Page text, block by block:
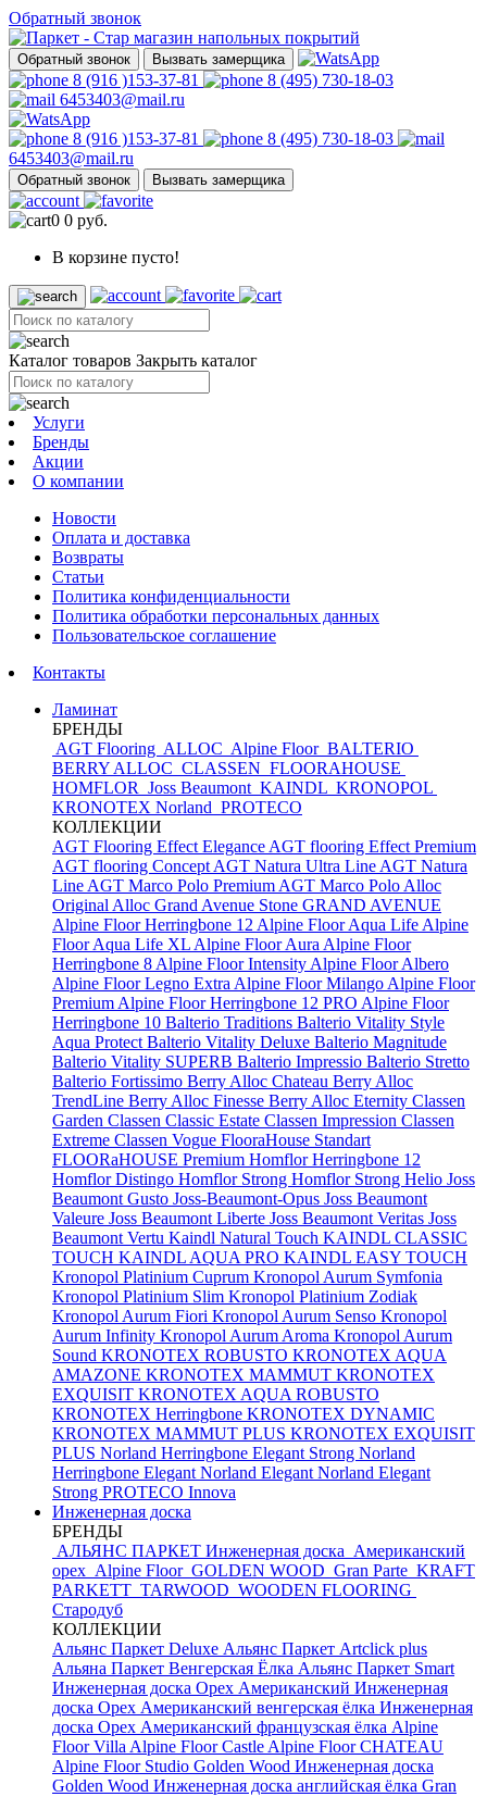
Обратный звонок
Обратный звонок Вызвать замерщика
8 (916 )153-37-81
8 (495) 730-18-03
6453403@mail.ru
8 (916 )153-37-81
8 (495) 730-18-03
6453403@mail.ru
Обратный звонок Вызвать замерщика
0 0 руб.
В корзине пусто!
Каталог товаров Закрыть каталог
Услуги
Бренды
Акции
О компании
Новости
Оплата и доставка
Возвраты
Статьи
Политика конфиденциальности
Политика обработки персональных данных
Пользовательское соглашение
Контакты
Ламинат
БРЕНДЫ
AGT Flooring ALLOC Alpine Floor BALTERIO
BERRY ALLOC CLASSEN FLOORAHOUSE
HOMFLOR Joss Beaumont KAINDL KRONOPOL
KRONOTEX Norland PROTECO
КОЛЛЕКЦИИ
AGT Flooring Effect Elegance AGT flooring Effect Premium
AGT flooring Concept AGT Natura Ultra Line AGT Natura
Line AGT Marco Polo Premium AGT Marco Polo Alloc
Original Alloc Grand Avenue Stone GRAND AVENUE
Alpine Floor Herringbone 12 Alpine Floor Aqua Life Alpine
Floor Aqua Life XL Alpine Floor Aura Alpine Floor
Herringbone 8 Alpine Floor Intensity Alpine Floor Albero
Alpine Floor Legno Extra Alpine Floor Milango Alpine Floor
Premium Alpine Floor Herringbone 12 PRO Alpine Floor
Herringbone 10 Balterio Traditions Balterio Vitality Style
Aqua Protect Balterio Vitality Deluxe Balterio Magnitude
Balterio Vitality SUPERB Balterio Impressio Balterio Stretto
Balterio Fortissimo Berry Alloc Chateau Berry Alloc
TrendLine Berry Alloc Finesse Berry Alloc Eternity Classen
Garden Classen Classic Estate Classen Impression Classen
Extreme Classen Vogue FlooraHouse Standart
FLOORaHOUSE Premium Homflor Herringbone 12
Homflor Distingo Homflor Strong Homflor Strong Helio Joss
Beaumont Gusto Joss-Beaumont-Opus Joss Beaumont
Valeure Joss Beaumont Liberte Joss Beaumont Veritas Joss
Beaumont Vertu Kaindl Natural Touch KAINDL CLASSIC
TOUCH KAINDL AQUA PRO KAINDL EASY TOUCH
Kronopol Platinium Cuprum Kronopol Aurum Symfonia
Kronopol Platinium Slim Kronopol Platinium Zodiak
Kronopol Aurum Fiori Kronopol Aurum Senso Kronopol
Aurum Infinity Kronopol Aurum Aroma Kronopol Aurum
Sound KRONOTEX ROBUSTO KRONOTEX AQUA
AMAZONE KRONOTEX MAMMUT KRONOTEX
EXQUISIT KRONOTEX AQUA ROBUSTO
KRONOTEX Herringbone KRONOTEX DYNAMIC
KRONOTEX MAMMUT PLUS KRONOTEX EXQUISIT
PLUS Norland Herringbone Elegant Strong Norland
Herringbone Elegant Norland Elegant Norland Elegant
Strong PROTECO Innova
Инженерная доска
БРЕНДЫ
АЛЬЯНС ПАРКЕТ Инженерная доска Американский
орех Alpine Floor GOLDEN WOOD Gran Parte KRAFT
PARKETT TARWOOD WOODEN FLOORING
Стародуб
КОЛЛЕКЦИИ
Альянс Паркет Deluxe Альянс Паркет Artclick plus
Альяна Паркет Венгерская Ёлка Альянс Паркет Smart
Инженерная доска Орех Американский Инженерная
доска Орех Американский венгерская ёлка Инженерная
доска Орех Американский французская ёлка Alpine
Floor Villa Alpine Floor Castle Alpine Floor CHATEAU
Alpine Floor Studio Golden Wood Инженерная доска
Golden Wood Инженерная доска английская ёлка Gran